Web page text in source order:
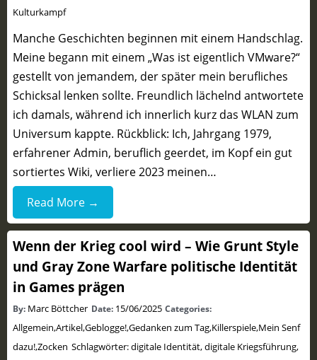
Kulturkampf
Manche Geschichten beginnen mit einem Handschlag.
Meine begann mit einem „Was ist eigentlich VMware?“
gestellt von jemandem, der später mein berufliches
Schicksal lenken sollte. Freundlich lächelnd antwortete
ich damals, während ich innerlich kurz das WLAN zum
Universum kappte. Rückblick: Ich, Jahrgang 1979,
erfahrener Admin, beruflich geerdet, im Kopf ein gut
sortiertes Wiki, verliere 2023 meinen…
Read More →
Wenn der Krieg cool wird – Wie Grunt Style
und Gray Zone Warfare politische Identität
in Games prägen
By: Marc Böttcher Date: 15/06/2025 Categories:
Allgemein,Artikel,Geblogge!,Gedanken zum Tag,Killerspiele,Mein Senf
dazu!,Zocken Schlagwörter:digitale Identität,digitale Kriegsführung,